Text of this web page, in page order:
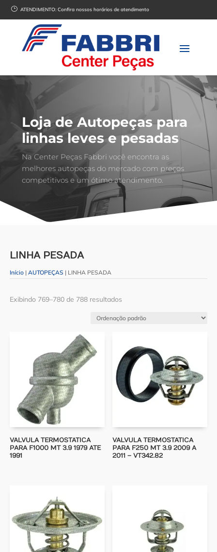
} ATENDIMENTO:Confira nossos horários de atendimento
Loja de Autopeças para
linhas leves e pesadas
Na Center Peças Fabbri você encontra as
melhores autopeças do mercado com preços
competitivos e um ótimo atendimento.
LINHA PESADA
Início | AUTOPEÇAS | LINHA PESADA
Exibindo 769–780 de 788 resultados
VALVULA TERMOSTATICA
PARA F1000 MT 3.9 1979 ATE
1991
VALVULA TERMOSTATICA
PARA F250 MT 3.9 2009 A
2011 – VT342.82